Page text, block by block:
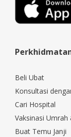
Beli Ubat
Konsultasi
Cari Hospital
Vaksinasi Umrah
Buat Temu Janji